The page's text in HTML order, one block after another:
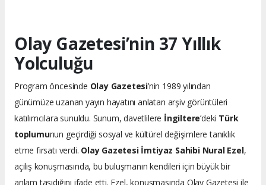
Olay Gazetesi’nin 37 Yıllık
Yolculuğu
Program öncesinde Olay Gazetesi’nin 1989 yılından
günümüze uzanan yayın hayatını anlatan arşiv görüntüleri
katılımcılara sunuldu. Sunum, davetlilere İngiltere’deki Türk
toplumunun geçirdiği sosyal ve kültürel değişimlere tanıklık
etme fırsatı verdi. Olay Gazetesi İmtiyaz Sahibi Nural Ezel,
açılış konuşmasında, bu buluşmanın kendileri için büyük bir
anlam taşıdığını ifade etti. Ezel, konuşmasında Olay Gazetesi ile